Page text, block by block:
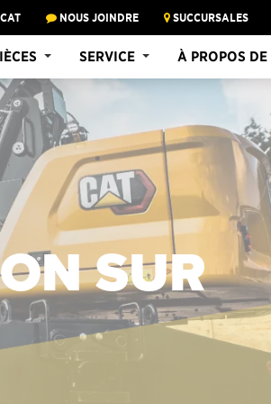
NOUS JOINDRE SUCCURSALES
SERVICE À PROPOS DE
SUR